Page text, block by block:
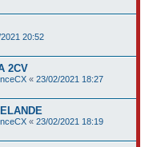
20:52
2CV
«23/02/2021 18:27
«23/02/2021 18:19